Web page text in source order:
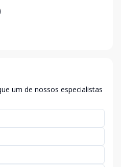
um de nossos especialistas